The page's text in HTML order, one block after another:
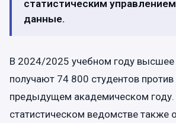
статистическим
данные.
В 2024/2025 учебном году высшее
получают 74 800 студентов
предыдущем академическом году.
статистическом ведомстве также